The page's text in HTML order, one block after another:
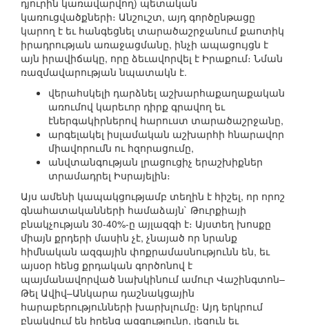
դյուրին կառավարվող) պետական
կառուցվածքների։ Անշուշտ, այդ գործընթացը
կարող է եւ հանգեցնել տարածաշրջանում քաոտիկ
իրադրության առաջացմանը, ինչի ապացույցն է
այն իրավիճակը, որը ձեւավորվել է Իրաքում։ Նման
ռազմավարության նպատակն է.
վերահսկելի դարձնել աշխարհաքաղաքական
առումով կարեւոր դիրք գրավող եւ
էներգակիրներով հարուստ տարածաշրջանը,
արգելակել իսլամական աշխարհի հնարավոր
միավորումն ու հզորացումը,
անվտանգության լրացուցիչ երաշխիքներ
տրամադրել Իսրայելին։
Այս ամենի կապակցությամբ տեղին է հիշել, որ որոշ
գնահատականների համաձայն` Թուրքիայի
բնակչության 30-40%-ը այլազգի է։ Այստեղ խոսքը
միայն քրդերի մասին չէ, չնայած որ նրանք
հիմնական ազգային փոքրամասնությունն են, եւ
այսօր հենց քրդական գործոնով է
պայմանավորված նախկինում ամուր Վաշինգտոն–
Թել Ավիվ–Անկարա դաշնակցային
հարաբերությունների խարխլումը։ Այդ երկրում
բնակվում են իրենց ազգությունը, լեզուն եւ